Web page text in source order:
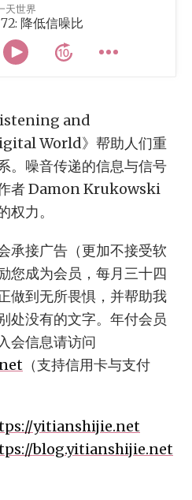
天世界
降低信噪比
and
World》帮助人们重
。噪音传递的信息与信号
者 Damon Krukowski
权力。
承接广告（更加不接受软
您成为会员，每月三十四
做到无所畏惧，并帮助我
处没有的文字。年付会员
会信息请访问
（支持信用卡与支付
yitianshijie.net
blog.yitianshijie.net